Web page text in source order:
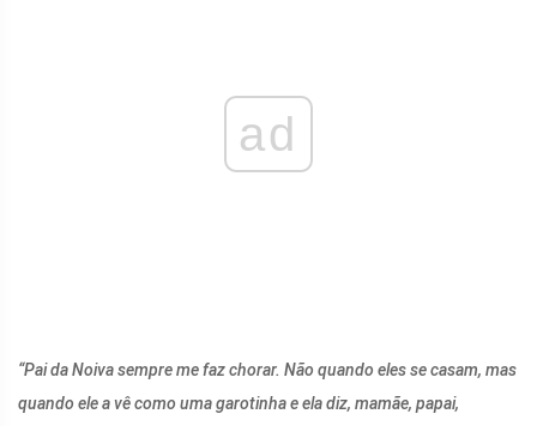
ad
“Pai da Noiva sempre me faz chorar. Não quando eles se casam, mas
quando ele a vê como uma garotinha e ela diz, mamãe, papai,